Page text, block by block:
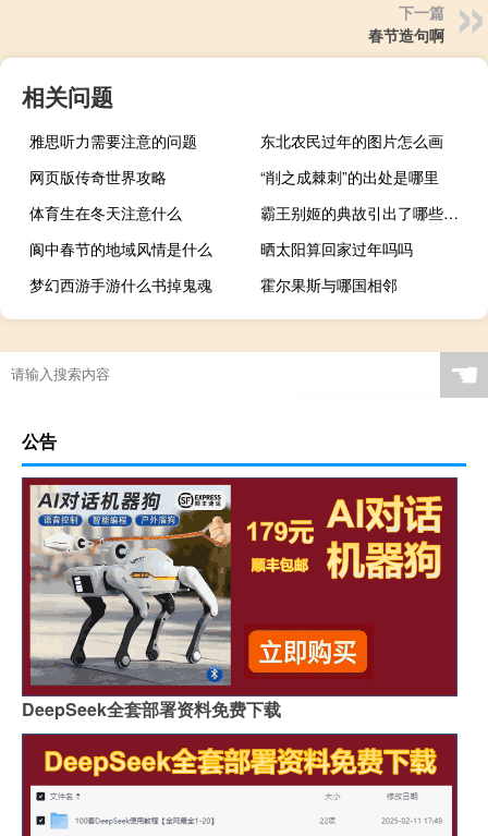
下一篇
春节造句啊
相关问题
雅思听力需要注意的问题
东北农民过年的图片怎么画
网页版传奇世界攻略
“削之成棘刺”的出处是哪里
体育生在冬天注意什么
霸王别姬的典故引出了哪些成语?（霸王别姬的典故）
阆中春节的地域风情是什么
晒太阳算回家过年吗吗
梦幻西游手游什么书掉鬼魂
霍尔果斯与哪国相邻
☚
公告
DeepSeek全套部署资料免费下载